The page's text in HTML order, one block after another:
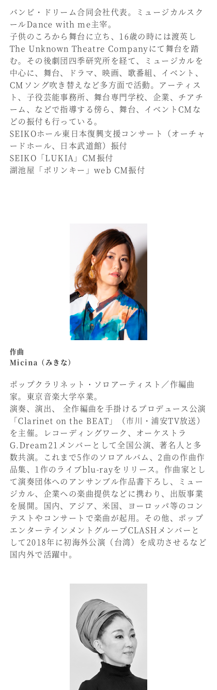
バンビ・ドリーム合同会社代表。ミュージカルスク
ールDance with me主宰。
子供のころから舞台に立ち、16歳の時には渡英し
The Unknown Theatre Companyにて舞台を踏
む。その後劇団四季研究所を経て、ミュージカルを
中心に、舞台、ドラマ、映画、歌番組、イベント、
CMソング吹き替えなど多方面で活動。アーティス
ト、子役芸能事務所、舞台専門学校、企業、チアチ
ーム、などで指導する傍ら、舞台、イベントCMな
どの振付も行っている。
SEIKOホール東日本復興支援コンサート（オーチャ
ードホール、日本武道館）振付
SEIKO「LUKIA」CM振付
湖池屋「ポリンキー」web CM振付
作曲
Micina（みきな）
ポップクラリネット・ソロアーティスト／作編曲
家。東京音楽大学卒業。
演奏、演出、 全作編曲を手掛けるプロデュース公演
「Clarinet on the BEAT」（市川・浦安TV放送）
を主催。レコーディングワーク、オーケストラ
G.Dream21メンバーとして全国公演、著名人と多
数共演。これまで5作のソロアルバム、2曲の作曲作
品集、1作のライブblu-rayをリリース。作曲家とし
て演奏団体へのアンサンブル作品書下ろし、ミュー
ジカル、企業への楽曲提供などに携わり、出版事業
を展開。国内、アジア、米国、ヨーロッパ等のコン
テストやコンサートで楽曲が起用。その他、ポップ
エンターテインメントグループCLASHメンバーと
して2018年に初海外公演（台湾）を成功させるなど
国内外で活躍中。